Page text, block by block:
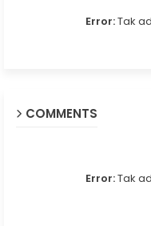
Error:Tak
COMMENTS
Error:Tak